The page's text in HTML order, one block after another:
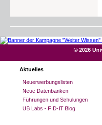
© 2026
Aktuelles
Neuerwerbungslisten
Neue Datenbanken
Führungen und Schulungen
UB Labs - FID-IT Blog